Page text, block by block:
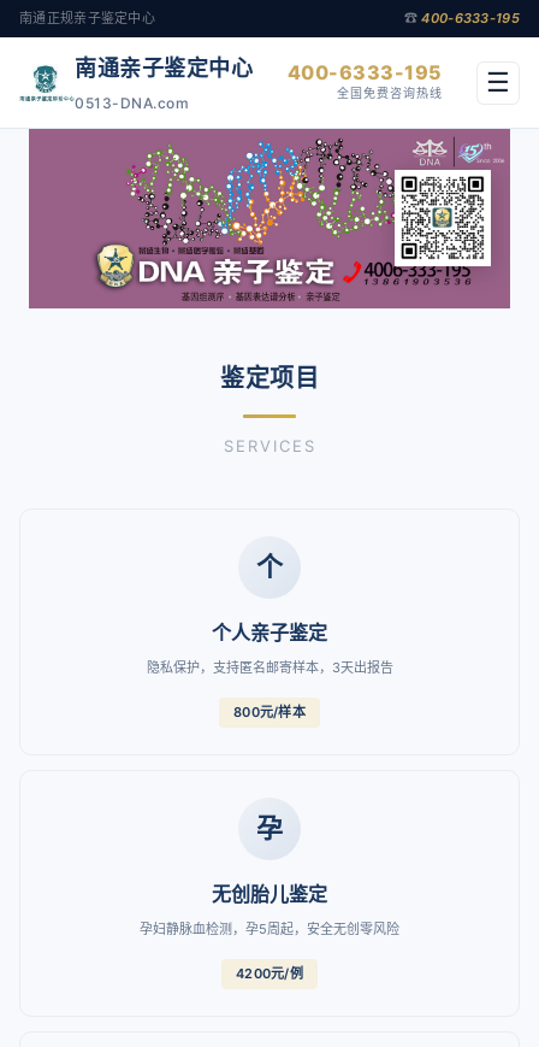
南通正规亲子鉴定中心 ☎400-6333-195
南通亲子鉴定中心
0513-DNA.com
400-6333-195
全国免费咨询热线 ☰
鉴定项目
SERVICES
个
个人亲子鉴定
隐私保护，支持匿名邮寄样本，3天出报告
800元/样本
孕
无创胎儿鉴定
孕妇静脉血检测，孕5周起，安全无创零风险
4200元/例